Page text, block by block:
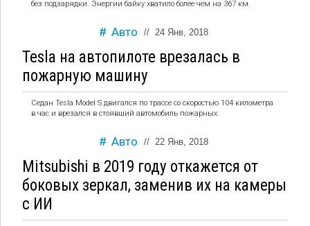
без подзарядки. Энергии байку хватило более чем на 367 км.
Авто // 24 Янв, 2018
Tesla на автопилоте врезалась в
пожарную машину
Седан Tesla Model S двигался по трассе со скоростью 104 километра
в час и врезался в стоявший автомобиль пожарных.
Авто // 22 Янв, 2018
Mitsubishi в 2019 году откажется от
боковых зеркал, заменив их на камеры
с ИИ